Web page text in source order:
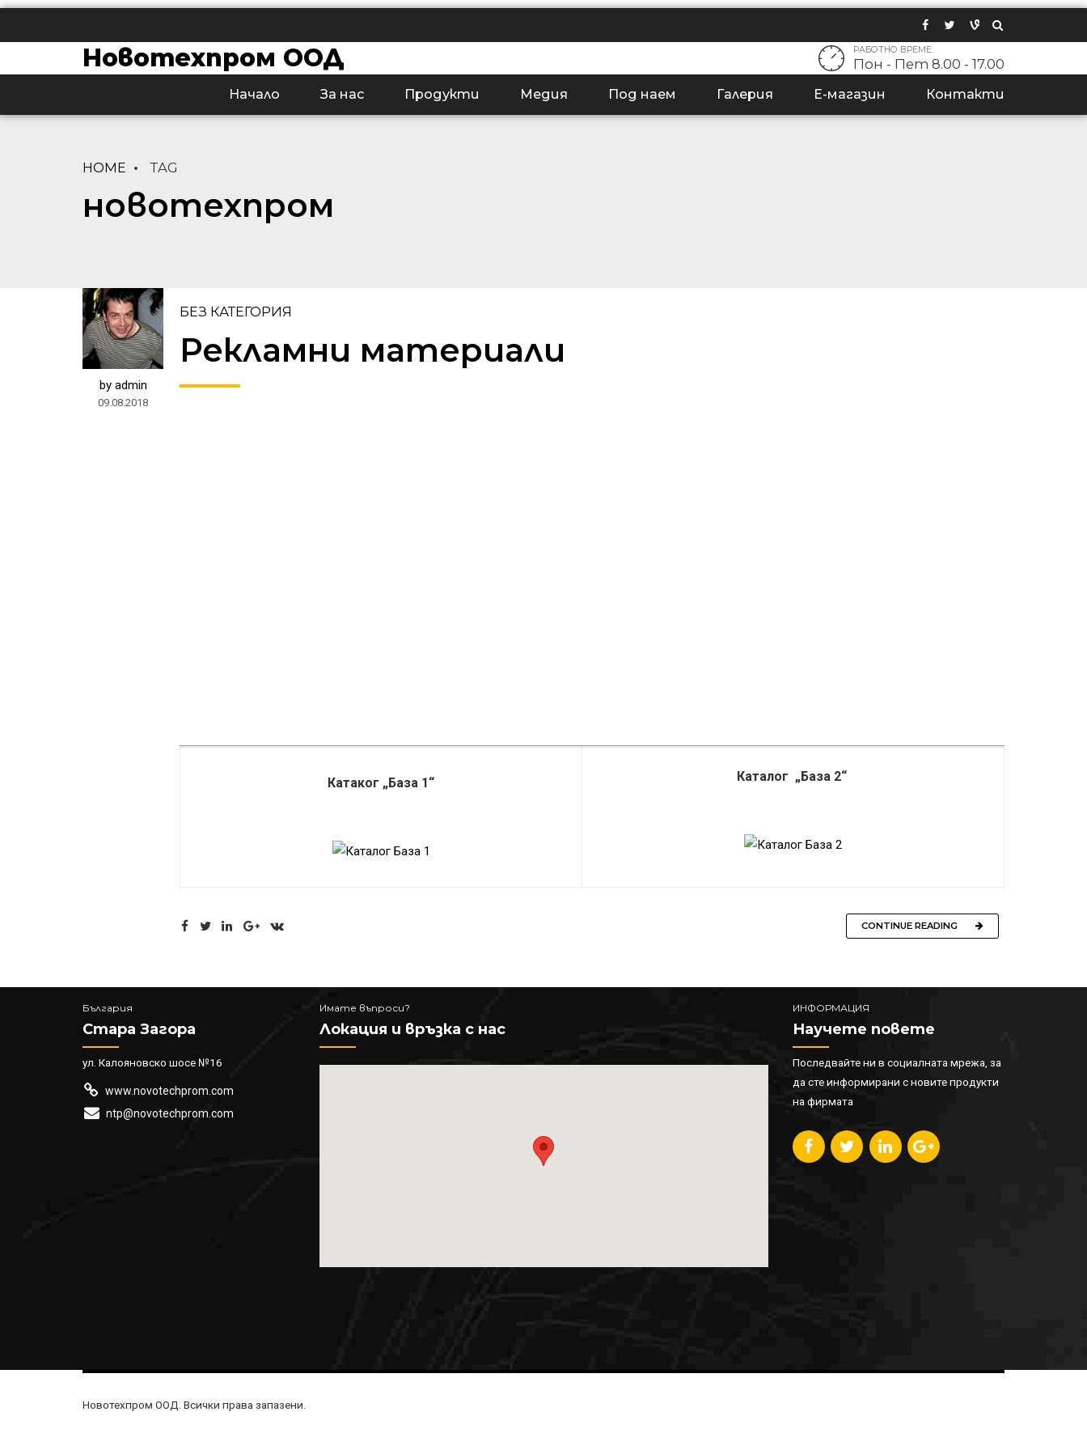
Новотехпром ООД РАБОТНО ВРЕМЕ:
Пон - Пет 8.00 - 17.00
Начало За нас Продукти Медия Под наем Галерия Е-магазин Контакти
HOME TAG
новотехпром
by admin
09.08.2018
БЕЗ КАТЕГОРИЯ
Рекламни материали
Катаког „База 1“ Каталог „База 2“
CONTINUE READING
България
Стара Загора
ул. Калояновско шосе №16
www.novotechprom.com
ntp@novotechprom.com
Имате въпроси?
Локация и връзка с нас
ИНФОРМАЦИЯ
Научете повете
Последвайте ни в социалната мрежа, за
да сте информирани с новите продукти
на фирмата
Новотехпром ООД. Всички права запазени.